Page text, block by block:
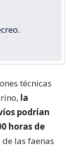
técnicas
la
podrían
horas de
las faenas